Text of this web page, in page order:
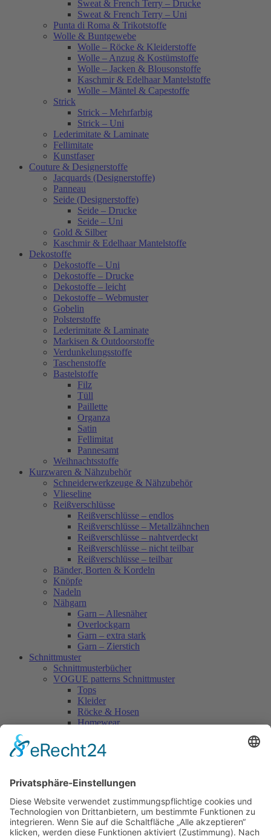
Sweat & French Terry – Drucke
Sweat & French Terry – Uni
Punta di Roma & Trikotstoffe
Wolle & Buntgewebe
Wolle – Röcke & Kleiderstoffe
Wolle – Anzug & Kostümstoffe
Wolle – Jacken & Blousonstoffe
Kaschmir & Edelhaar Mantelstoffe
Wolle – Mäntel & Capestoffe
Strick
Strick – Mehrfarbig
Strick – Uni
Lederimitate & Laminate
Fellimitate
Kunstfaser
Couture & Designerstoffe
Jacquards (Designerstoffe)
Panneau
Seide (Designerstoffe)
Seide – Drucke
Seide – Uni
Gold & Silber
Kaschmir & Edelhaar Mantelstoffe
Dekostoffe
Dekostoffe – Uni
Dekostoffe – Drucke
Dekostoffe – leicht
Dekostoffe – Webmuster
Gobelin
Polsterstoffe
Lederimitate & Laminate
Markisen & Outdoorstoffe
Verdunkelungsstoffe
Taschenstoffe
Bastelstoffe
Filz
Tüll
Paillette
Organza
Satin
Fellimitat
Pannesamt
Weihnachtsstoffe
Kurzwaren & Nähzubehör
Schneiderwerkzeuge & Nähzubehör
Vlieseline
Reißverschlüsse
Reißverschlüsse – endlos
Reißverschlüsse – Metallzähnchen
Reißverschlüsse – nahtverdeckt
Reißverschlüsse – nicht teilbar
Reißverschlüsse – teilbar
Bänder, Borten & Kordeln
Knöpfe
Nadeln
Nähgarn
Garn – Allesnäher
Overlockgarn
Garn – extra stark
Garn – Zierstich
Schnittmuster
Schnittmusterbücher
VOGUE patterns Schnittmuster
Tops
Kleider
Röcke & Hosen
Homewear
Vogue Vintage
Herren
Accessoires
Einzelschnittmuster Burda
Tops
Kleider
Röcke & Hosen
Homewear